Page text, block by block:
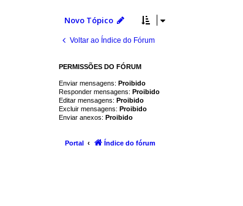
Novo Tópico
Voltar ao Índice do Fórum
PERMISSÕES DO FÓRUM
Enviar mensagens: Proibido
Responder mensagens: Proibido
Editar mensagens: Proibido
Excluir mensagens: Proibido
Enviar anexos: Proibido
Portal Índice do fórum